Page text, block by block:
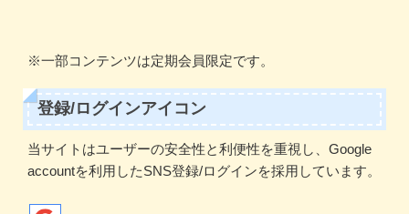
※一部コンテンツは定期会員限定です。
登録/ログインアイコン
当サイトはユーザーの安全性と利便性を重視し、Google
accountを利用したSNS登録/ログインを採用しています。